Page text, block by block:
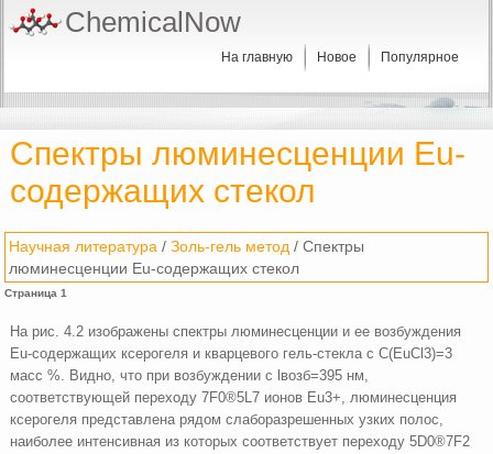
ChemicalNow
На главную Новое Популярное
Спектры люминесценции Еu-
содержащих стекол
Научная литература /Золь-гель метод / Спектры
люминесценции Еu-содержащих стекол
Страница 1
На рис. 4.2 изображены спектры люминесценции и ее возбуждения
Eu-содержащих ксерогеля и кварцевого гель-стекла с C(EuCl3)=3
масс %. Видно, что при возбуждении с lвозб=395 нм,
соответствующей переходу 7F0®5L7 ионов Eu3+, люминесценция
ксерогеля представлена рядом слаборазрешенных узких полос,
наиболее интенсивная из которых соответствует переходу 5D0®7F2